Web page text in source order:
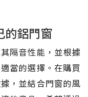
的鋁門窗
隔音性能，並根據
當的選擇。在購買
，並結合門窗的風